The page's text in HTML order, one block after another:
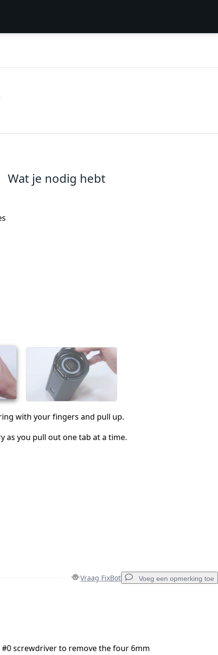
Wat je nodig hebt
with your fingers and pull up.
as you pull out one tab at a time.
Vraag FixBot Voeg een opmerking toe
#0 screwdriver to remove the four 6mm